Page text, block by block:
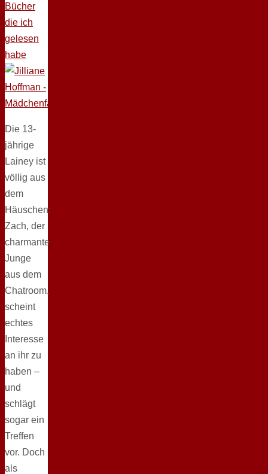
Bücher
die ich
gelesen
habe
Die 13-
jährige
Lainey ist
völlig aus
dem
Häuschen:
Zach, der
charmante
Junge
aus dem
Chatroom,
scheint
echtes
Interesse
an ihr zu
haben –
und
schlägt
sogar ein
Treffen
vor. Doch
als